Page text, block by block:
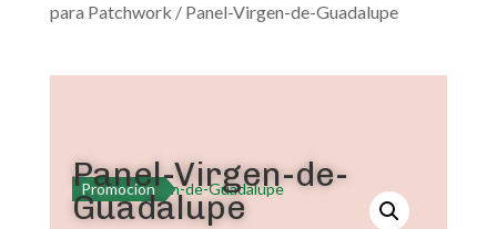
para Patchwork / Panel-Virgen-de-Guadalupe
Promoción
Panel-Virgen-de-
Guadalupe